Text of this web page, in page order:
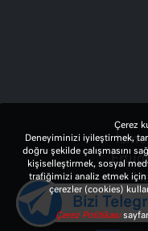
Çerez
Deneyiminizi iyileştirmek,
doğru şekilde çalışmasını
kişiselleştirmek, sosyal
trafiğimizi analiz etmek için
çerezler (cookies)
Çerez Politikası
Bizi